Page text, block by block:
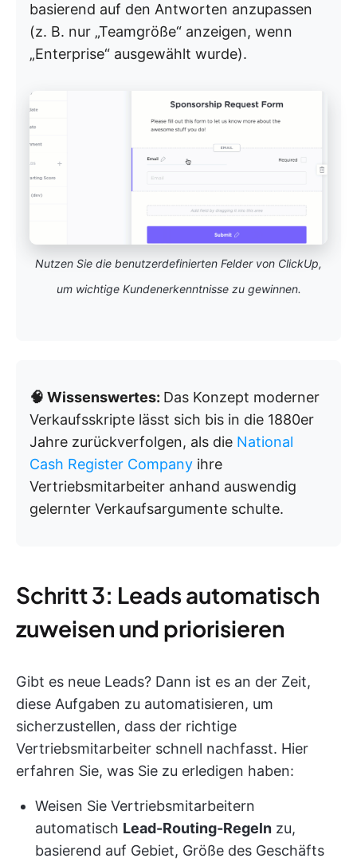
basierend auf den Antworten anzupassen
(z. B. nur „Teamgröße“ anzeigen, wenn
„Enterprise“ ausgewählt wurde).
Nutzen Sie die benutzerdefinierten Felder von ClickUp,
um wichtige Kundenerkenntnisse zu gewinnen.
🧠 Wissenswertes: Das Konzept moderner
Verkaufsskripte lässt sich bis in die 1880er
Jahre zurückverfolgen, als die National
Cash Register Company ihre
Vertriebsmitarbeiter anhand auswendig
gelernter Verkaufsargumente schulte.
Schritt 3: Leads automatisch
zuweisen und priorisieren
Gibt es neue Leads? Dann ist es an der Zeit,
diese Aufgaben zu automatisieren, um
sicherzustellen, dass der richtige
Vertriebsmitarbeiter schnell nachfasst. Hier
erfahren Sie, was Sie zu erledigen haben:
Weisen Sie Vertriebsmitarbeitern
automatisch Lead-Routing-Regeln zu,
basierend auf Gebiet, Größe des Geschäfts